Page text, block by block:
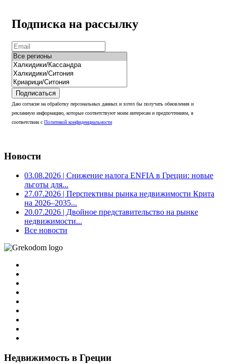
Подписка на рассылку
Подписаться
Даю согласие на обработку персональных данных и хотел бы получать обновления и
рекламную информацию, которые соответствуют моим интересам и предпочтениям, в
соответствии с Политикой конфиденциальности
Новости
03.08.2026 | Снижение налога ENFIA в Греции: новые
льготы для...
27.07.2026 | Перспективы рынка недвижимости Крита
на 2026–2035...
20.07.2026 | Двойное представительство на рынке
недвижимости...
Все новости
Недвижимость в Греции